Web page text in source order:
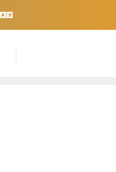
to